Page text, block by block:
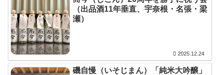
（出品酒11年垂直、宇奈根・名張・梁
瀬）
2025.12.24
磯自慢（いそじまん）「純米大吟醸」